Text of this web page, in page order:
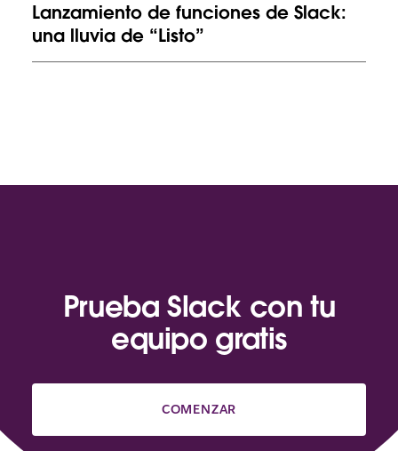
Lanzamiento de funciones de Slack:
una lluvia de “Listo”
Prueba Slack con tu
equipo gratis
COMENZAR